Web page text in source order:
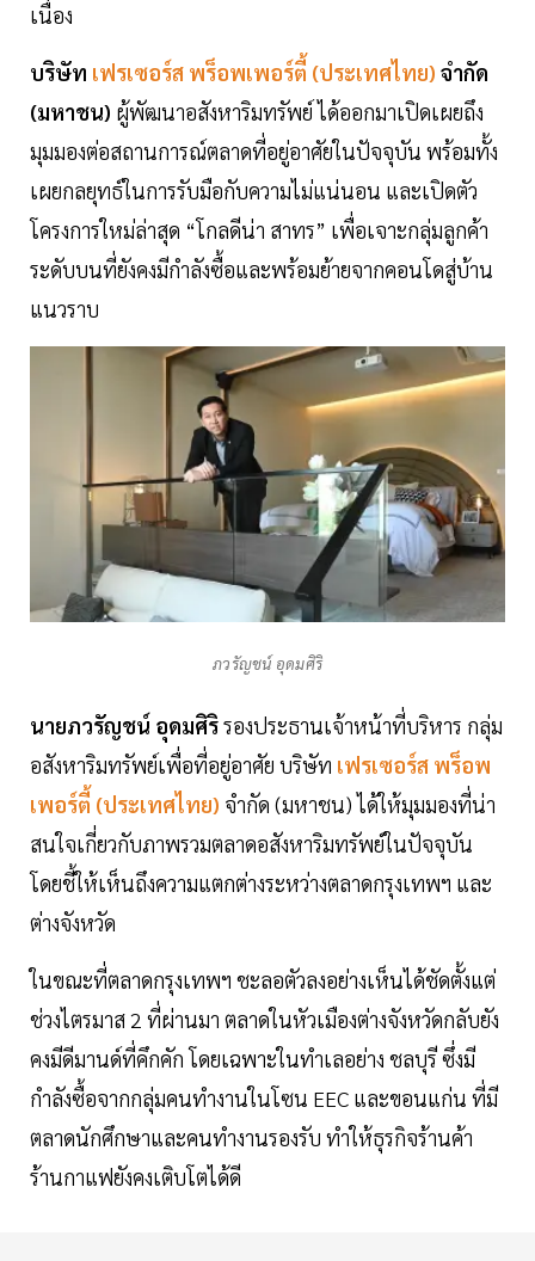
เนื่อง
บริษัท เฟรเซอร์ส พร็อพเพอร์ตี้ (ประเทศไทย) จำกัด
(มหาชน) ผู้พัฒนาอสังหาริมทรัพย์ ได้ออกมาเปิดเผยถึง
มุมมองต่อสถานการณ์ตลาดที่อยู่อาศัยในปัจจุบัน พร้อมทั้ง
เผยกลยุทธ์ในการรับมือกับความไม่แน่นอน และเปิดตัว
โครงการใหม่ล่าสุด “โกลดีน่า สาทร” เพื่อเจาะกลุ่มลูกค้า
ระดับบนที่ยังคงมีกำลังซื้อและพร้อมย้ายจากคอนโดสู่บ้าน
แนวราบ
ภวรัญชน์ อุดมศิริ
นายภวรัญชน์ อุดมศิริรองประธานเจ้าหน้าที่บริหาร กลุ่ม
อสังหาริมทรัพย์เพื่อที่อยู่อาศัย บริษัท เฟรเซอร์ส พร็อพ
เพอร์ตี้ (ประเทศไทย) จำกัด (มหาชน) ได้ให้มุมมองที่น่า
สนใจเกี่ยวกับภาพรวมตลาดอสังหาริมทรัพย์ในปัจจุบัน
โดยชี้ให้เห็นถึงความแตกต่างระหว่างตลาดกรุงเทพฯ และ
ต่างจังหวัด
ในขณะที่ตลาดกรุงเทพฯ ชะลอตัวลงอย่างเห็นได้ชัดตั้งแต่
ช่วงไตรมาส 2 ที่ผ่านมา ตลาดในหัวเมืองต่างจังหวัดกลับยัง
คงมีดีมานด์ที่คึกคัก โดยเฉพาะในทำเลอย่าง ชลบุรี ซึ่งมี
กำลังซื้อจากกลุ่มคนทำงานในโซน EEC และขอนแก่น ที่มี
ตลาดนักศึกษาและคนทำงานรองรับ ทำให้ธุรกิจร้านค้า
ร้านกาแฟยังคงเติบโตได้ดี